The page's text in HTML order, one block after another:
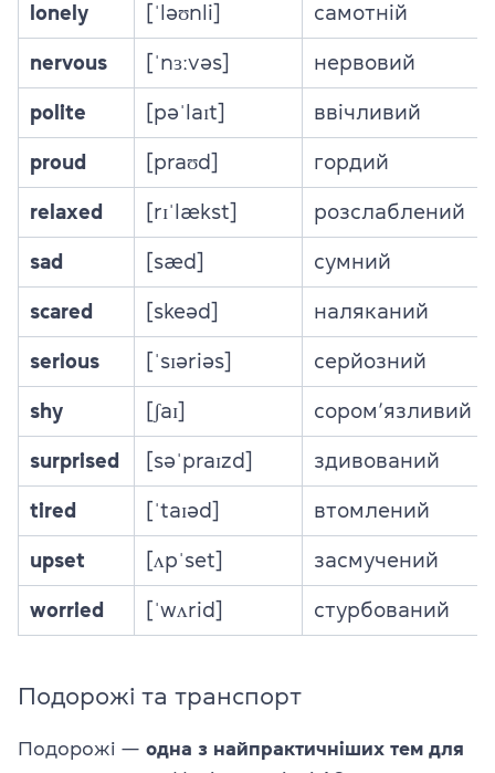
lonely [ˈləʊnli] самотній
nervous [ˈnɜːvəs] нервовий
polite [pəˈlaɪt] ввічливий
proud [praʊd] гордий
relaxed [rɪˈlækst] розслаблений
sad [sæd] сумний
scared [skeəd] наляканий
serious [ˈsɪəriəs] серйозний
shy [ʃaɪ] сором’язливий
surprised [səˈpraɪzd] здивований
tired [ˈtaɪəd] втомлений
upset [ʌpˈset] засмучений
worried [ˈwʌrid] стурбований
Подорожі та транспорт
Подорожі — одна з найпрактичніших тем для